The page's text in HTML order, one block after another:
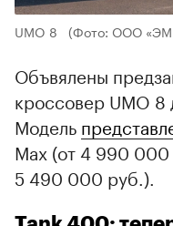
UMO 8 (Фото: ООО «ЭМ
Объвялены
кроссовер UMO 8
Модель
Max (от 4 990
5 490 000 руб.).